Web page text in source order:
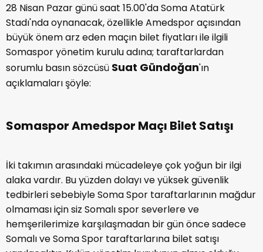
28 Nisan Pazar günü saat 15.00'da Soma Atatürk
Stadı'nda oynanacak, özellikle Amedspor açısından
büyük önem arz eden maçın bilet fiyatları ile ilgili
Somaspor yönetim kurulu adına; taraftarlardan
sorumlu basın sözcüsü Suat Gündoğan'ın
açıklamaları şöyle:
Somaspor Amedspor Maçı Bilet Satışı
İki takımın arasındaki mücadeleye çok yoğun bir ilgi
alaka vardır. Bu yüzden dolayı ve yüksek güvenlik
tedbirleri sebebiyle Soma Spor taraftarlarının mağdur
olmaması için siz Somalı spor severlere ve
hemşerilerimize karşılaşmadan bir gün önce sadece
Somalı ve Soma Spor taraftarlarına bilet satışı